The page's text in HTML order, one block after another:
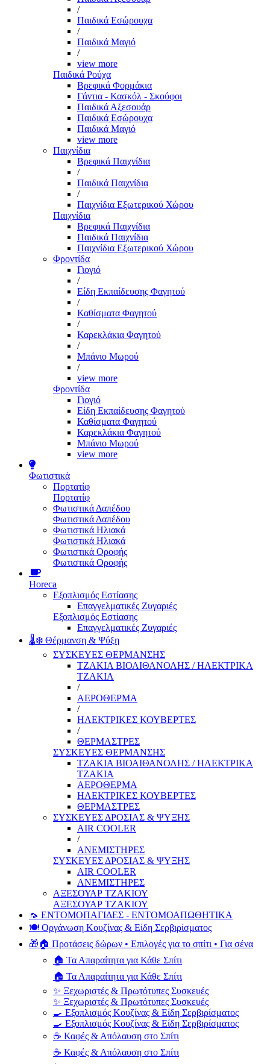
/
Παιδικά Εσώρουχα
/
Παιδικά Μαγιό
/
view more
Παιδικά Ρούχα
Βρεφικά Φορμάκια
Γάντια - Κασκόλ - Σκούφοι
Παιδικά Αξεσουάρ
Παιδικά Εσώρουχα
Παιδικά Μαγιό
view more
Παιχνίδια
Βρεφικά Παιχνίδια
/
Παιδικά Παιχνίδια
/
Παιχνίδια Εξωτερικού Χώρου
Παιχνίδια
Βρεφικά Παιχνίδια
Παιδικά Παιχνίδια
Παιχνίδια Εξωτερικού Χώρου
Φροντίδα
Γιογιό
/
Είδη Εκπαίδευσης Φαγητού
/
Καθίσματα Φαγητού
/
Καρεκλάκια Φαγητού
/
Μπάνιο Μωρού
/
view more
Φροντίδα
Γιογιό
Είδη Εκπαίδευσης Φαγητού
Καθίσματα Φαγητού
Καρεκλάκια Φαγητού
Μπάνιο Μωρού
view more
Φωτιστικά
Πορτατίφ
Πορτατίφ
Φωτιστικά Δαπέδου
Φωτιστικά Δαπέδου
Φωτιστικά Ηλιακά
Φωτιστικά Ηλιακά
Φωτιστικά Οροφής
Φωτιστικά Οροφής
Horeca
Εξοπλισμός Εστίασης
Επαγγελματικές Ζυγαριές
Εξοπλισμός Εστίασης
Επαγγελματικές Ζυγαριές
🌡️❄️ Θέρμανση & Ψύξη
ΣΥΣΚΕΥΕΣ ΘΕΡΜΑΝΣΗΣ
ΤΖΑΚΙΑ ΒΙΟΑΙΘΑΝΟΛΗΣ / ΗΛΕΚΤΡΙΚΑ
ΤΖΑΚΙΑ
/
ΑΕΡΟΘΕΡΜΑ
/
ΗΛΕΚΤΡΙΚΕΣ ΚΟΥΒΕΡΤΕΣ
/
ΘΕΡΜΑΣΤΡΕΣ
ΣΥΣΚΕΥΕΣ ΘΕΡΜΑΝΣΗΣ
ΤΖΑΚΙΑ ΒΙΟΑΙΘΑΝΟΛΗΣ / ΗΛΕΚΤΡΙΚΑ
ΤΖΑΚΙΑ
ΑΕΡΟΘΕΡΜΑ
ΗΛΕΚΤΡΙΚΕΣ ΚΟΥΒΕΡΤΕΣ
ΘΕΡΜΑΣΤΡΕΣ
ΣΥΣΚΕΥΕΣ ΔΡΟΣΙΑΣ & ΨΥΞΗΣ
AIR COOLER
/
ΑΝΕΜΙΣΤΗΡΕΣ
ΣΥΣΚΕΥΕΣ ΔΡΟΣΙΑΣ & ΨΥΞΗΣ
AIR COOLER
ΑΝΕΜΙΣΤΗΡΕΣ
ΑΞΕΣΟΥΑΡ ΤΖΑΚΙΟΥ
ΑΞΕΣΟΥΑΡ ΤΖΑΚΙΟΥ
🦟 ΕΝΤΟΜΟΠΑΓΙΔΕΣ - ΕΝΤΟΜΟΑΠΩΘΗΤΙΚΑ
🍽️ Οργάνωση Κουζίνας & Είδη Σερβιρίσματος
🎁🏠 Προτάσεις δώρων • Επιλογές για το σπίτι • Για σένα
🏠 Τα Απαραίτητα για Κάθε Σπίτι
🏠 Τα Απαραίτητα για Κάθε Σπίτι
✨ Ξεχωριστές & Πρωτότυπες Συσκευές
✨ Ξεχωριστές & Πρωτότυπες Συσκευές
🍳 Εξοπλισμός Κουζίνας & Είδη Σερβιρίσματος
🍳 Εξοπλισμός Κουζίνας & Είδη Σερβιρίσματος
☕ Καφές & Απόλαυση στο Σπίτι
☕ Καφές & Απόλαυση στο Σπίτι